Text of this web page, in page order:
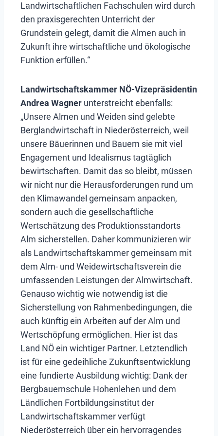
Landwirtschaftlichen Fachschulen wird durch
den praxisgerechten Unterricht der
Grundstein gelegt, damit die Almen auch in
Zukunft ihre wirtschaftliche und ökologische
Funktion erfüllen.“
Landwirtschaftskammer NÖ-Vizepräsidentin
Andrea Wagner unterstreicht ebenfalls:
„Unsere Almen und Weiden sind gelebte
Berglandwirtschaft in Niederösterreich, weil
unsere Bäuerinnen und Bauern sie mit viel
Engagement und Idealismus tagtäglich
bewirtschaften. Damit das so bleibt, müssen
wir nicht nur die Herausforderungen rund um
den Klimawandel gemeinsam anpacken,
sondern auch die gesellschaftliche
Wertschätzung des Produktionsstandorts
Alm sicherstellen. Daher kommunizieren wir
als Landwirtschaftskammer gemeinsam mit
dem Alm- und Weidewirtschaftsverein die
umfassenden Leistungen der Almwirtschaft.
Genauso wichtig wie notwendig ist die
Sicherstellung von Rahmenbedingungen, die
auch künftig ein Arbeiten auf der Alm und
Wertschöpfung ermöglichen. Hier ist das
Land NÖ ein wichtiger Partner. Letztendlich
ist für eine gedeihliche Zukunftsentwicklung
eine fundierte Ausbildung wichtig: Dank der
Bergbauernschule Hohenlehen und dem
Ländlichen Fortbildungsinstitut der
Landwirtschaftskammer verfügt
Niederösterreich über ein hervorragendes